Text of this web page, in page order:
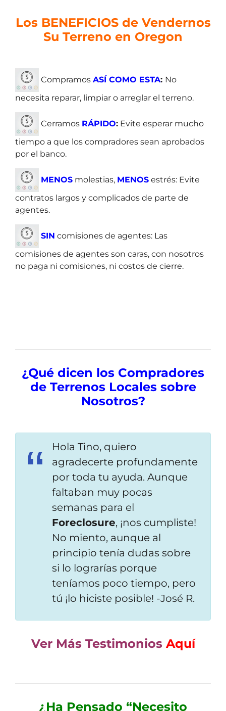
a
Los BENEFICIOS de Vendernos
Su Terreno en Oregon
Compramos ASÍ COMO ESTA: No
necesita reparar, limpiar o arreglar el terreno.
Cerramos RÁPIDO: Evite esperar mucho
tiempo a que los compradores sean aprobados
por el banco.
MENOS molestias, MENOS estrés: Evite
contratos largos y complicados de parte de
agentes.
SIN comisiones de agentes: Las
comisiones de agentes son caras, con nosotros
no paga ni comisiones, ni costos de cierre.
¿Qué dicen los Compradores
de Terrenos Locales sobre
Nosotros?
Hola Tino, quiero
agradecerte profundamente
por toda tu ayuda. Aunque
faltaban muy pocas
semanas para el
Foreclosure, ¡nos cumpliste!
No miento, aunque al
principio tenía dudas sobre
si lo lograrías porque
teníamos poco tiempo, pero
tú ¡lo hiciste posible! -José R.
Ver Más Testimonios Aquí
¿Ha Pensado “Necesito